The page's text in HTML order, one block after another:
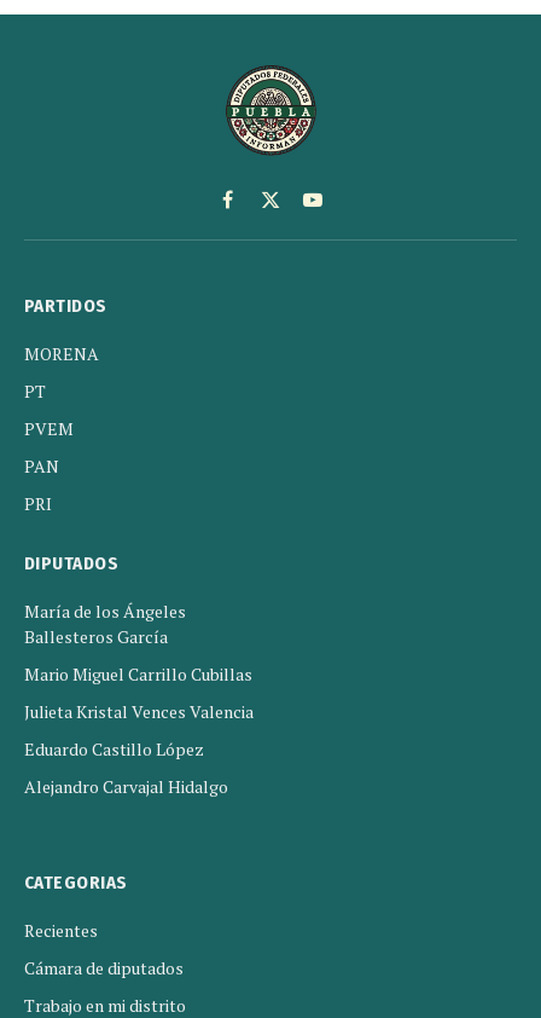
Facebook
X
(Twitter)
YouTube
PARTIDOS
MORENA
PT
PVEM
PAN
PRI
DIPUTADOS
María de los Ángeles
Ballesteros García
Mario Miguel Carrillo Cubillas
Julieta Kristal Vences Valencia
Eduardo Castillo López
Alejandro Carvajal Hidalgo
CATEGORIAS
Recientes
Cámara de diputados
Trabajo en mi distrito